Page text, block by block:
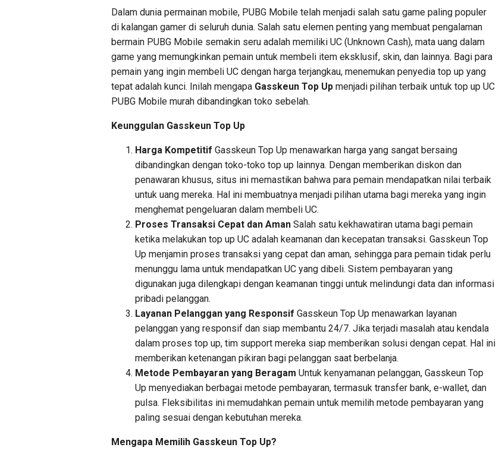
Dalam dunia permainan mobile, PUBG Mobile telah menjadi salah satu game paling populer
di kalangan gamer di seluruh dunia. Salah satu elemen penting yang membuat pengalaman
bermain PUBG Mobile semakin seru adalah memiliki UC (Unknown Cash), mata uang dalam
game yang memungkinkan pemain untuk membeli item eksklusif, skin, dan lainnya. Bagi para
pemain yang ingin membeli UC dengan harga terjangkau, menemukan penyedia top up yang
tepat adalah kunci. Inilah mengapa Gasskeun Top Up menjadi pilihan terbaik untuk top up UC
PUBG Mobile murah dibandingkan toko sebelah.
Keunggulan Gasskeun Top Up
Harga Kompetitif Gasskeun Top Up menawarkan harga yang sangat bersaing
dibandingkan dengan toko-toko top up lainnya. Dengan memberikan diskon dan
penawaran khusus, situs ini memastikan bahwa para pemain mendapatkan nilai terbaik
untuk uang mereka. Hal ini membuatnya menjadi pilihan utama bagi mereka yang ingin
menghemat pengeluaran dalam membeli UC.
Proses Transaksi Cepat dan Aman Salah satu kekhawatiran utama bagi pemain
ketika melakukan top up UC adalah keamanan dan kecepatan transaksi. Gasskeun Top
Up menjamin proses transaksi yang cepat dan aman, sehingga para pemain tidak perlu
menunggu lama untuk mendapatkan UC yang dibeli. Sistem pembayaran yang
digunakan juga dilengkapi dengan keamanan tinggi untuk melindungi data dan informasi
pribadi pelanggan.
Layanan Pelanggan yang Responsif Gasskeun Top Up menawarkan layanan
pelanggan yang responsif dan siap membantu 24/7. Jika terjadi masalah atau kendala
dalam proses top up, tim support mereka siap memberikan solusi dengan cepat. Hal ini
memberikan ketenangan pikiran bagi pelanggan saat berbelanja.
Metode Pembayaran yang Beragam Untuk kenyamanan pelanggan, Gasskeun Top
Up menyediakan berbagai metode pembayaran, termasuk transfer bank, e-wallet, dan
pulsa. Fleksibilitas ini memudahkan pemain untuk memilih metode pembayaran yang
paling sesuai dengan kebutuhan mereka.
Mengapa Memilih Gasskeun Top Up?